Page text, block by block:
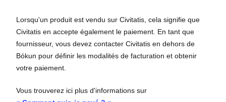
Lorsqu'un produit est vendu sur Civitatis, cela signifie que
Civitatis en accepte également le paiement. En tant que
fournisseur, vous devez contacter Civitatis en dehors de
Bókun pour définir les modalités de facturation et obtenir
votre paiement.
Vous trouverez ici plus d'informations sur